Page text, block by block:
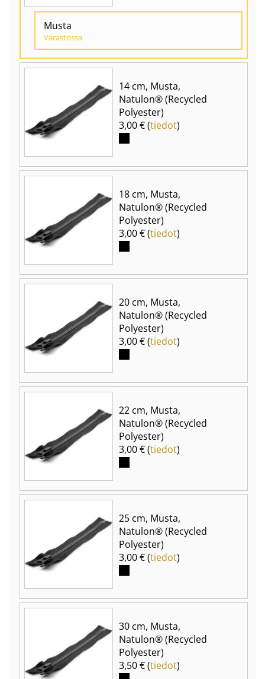
Musta
Varastossa
14 cm, Musta,
Natulon® (Recycled
Polyester)
3,00 € (tiedot)
18 cm, Musta,
Natulon® (Recycled
Polyester)
3,00 € (tiedot)
20 cm, Musta,
Natulon® (Recycled
Polyester)
3,00 € (tiedot)
22 cm, Musta,
Natulon® (Recycled
Polyester)
3,00 € (tiedot)
25 cm, Musta,
Natulon® (Recycled
Polyester)
3,00 € (tiedot)
30 cm, Musta,
Natulon® (Recycled
Polyester)
3,50 € (tiedot)